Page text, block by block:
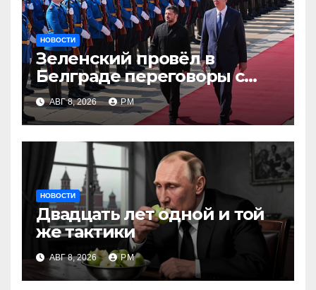
НОВОСТИ
Зеленский провёл в
Белграде переговоры с
Вучичем
АВГ 8, 2026 РМ
НОВОСТИ
Двадцать лет одной и той
же тактики
АВГ 8, 2026 РМ